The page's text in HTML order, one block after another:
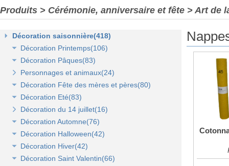
Produits > Cérémonie, anniversaire et fête > Art de
Décoration saisonnière(418)
Décoration Printemps(106)
Décoration vitrine de printemps(18)
Arbres et plantes printemps-été(20)
Bouquets fleurs et fruits(43)
Mini-maisons et jardins(19)
Pelouses mousses et végétaux(18)
Décoration Pâques(83)
Décoration vitrine de Pâques(14)
Décors de Pâques : les animaux(13)
Décors Pâques : Les Oeufs de Pâques(12)
Décor naturel et floral de Pâques(41)
Décoration de table de Pâques(15)
Personnages et animaux(24)
Décoration Fête des mères et pères(80)
Décor vitrine de fête des mères et pères(21)
Décors Fête des mères et pères(63)
Décoration Eté(83)
Décoration vitrine d'été(23)
Décors mer et plage(26)
Lanterne, lampion, déco de table et terrasse(37)
Eclairage électrique d'été(9)
Décoration du 14 juillet(16)
Décoration Automne(76)
Décoration vitrine d'automne(17)
Décors automne(62)
Décoration Halloween(42)
Décor vitrine d'halloween(8)
Décor halloween(36)
Décoration Hiver(42)
Décoration vitrine d'hiver(7)
Décoration Saint Valentin(66)